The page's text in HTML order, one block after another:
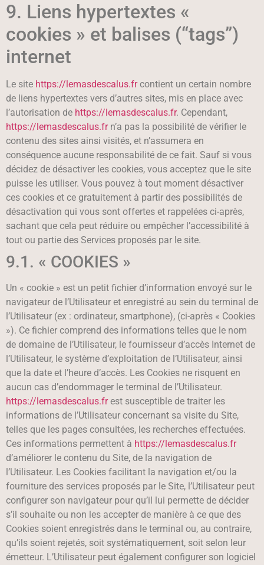
9. Liens hypertextes «
cookies » et balises (“tags”)
internet
Le site https://lemasdescalus.frcontient un certain nombre
de liens hypertextes vers d’autres sites, mis en place avec
l’autorisation de https://lemasdescalus.fr. Cependant,
https://lemasdescalus.frn’a pas la possibilité de vérifier le
contenu des sites ainsi visités, et n’assumera en
conséquence aucune responsabilité de ce fait. Sauf si vous
décidez de désactiver les cookies, vous acceptez que le site
puisse les utiliser. Vous pouvez à tout moment désactiver
ces cookies et ce gratuitement à partir des possibilités de
désactivation qui vous sont offertes et rappelées ci-après,
sachant que cela peut réduire ou empêcher l’accessibilité à
tout ou partie des Services proposés par le site.
9.1. « COOKIES »
Un « cookie » est un petit fichier d’information envoyé sur le
navigateur de l’Utilisateur et enregistré au sein du terminal de
l’Utilisateur (ex : ordinateur, smartphone), (ci-après « Cookies
»). Ce fichier comprend des informations telles que le nom
de domaine de l’Utilisateur, le fournisseur d’accès Internet de
l’Utilisateur, le système d’exploitation de l’Utilisateur, ainsi
que la date et l’heure d’accès. Les Cookies ne risquent en
aucun cas d’endommager le terminal de l’Utilisateur.
https://lemasdescalus.frest susceptible de traiter les
informations de l’Utilisateur concernant sa visite du Site,
telles que les pages consultées, les recherches effectuées.
Ces informations permettent à https://lemasdescalus.fr
d’améliorer le contenu du Site, de la navigation de
l’Utilisateur. Les Cookies facilitant la navigation et/ou la
fourniture des services proposés par le Site, l’Utilisateur peut
configurer son navigateur pour qu’il lui permette de décider
s’il souhaite ou non les accepter de manière à ce que des
Cookies soient enregistrés dans le terminal ou, au contraire,
qu’ils soient rejetés, soit systématiquement, soit selon leur
émetteur. L’Utilisateur peut également configurer son logiciel